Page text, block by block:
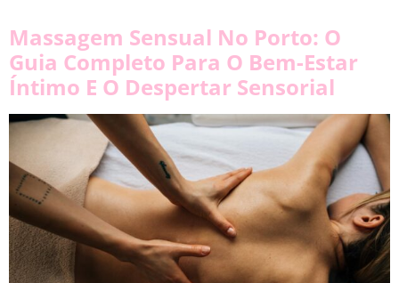
Massagem Sensual No Porto: O
Guia Completo Para O Bem-Estar
Íntimo E O Despertar Sensorial